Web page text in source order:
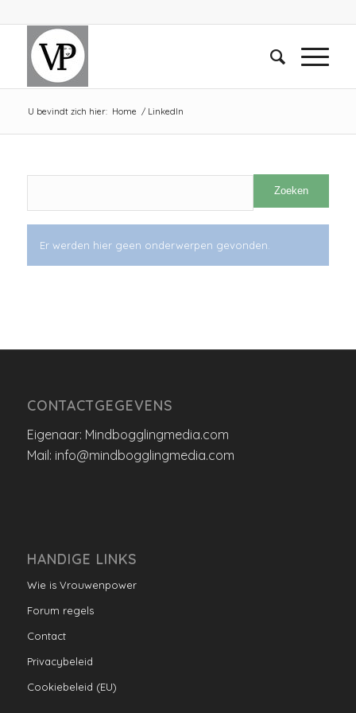
U bevindt zich hier: Home / LinkedIn
Er werden hier geen onderwerpen gevonden.
CONTACTGEGEVENS
Eigenaar: Mindbogglingmedia.com
Mail: info@mindbogglingmedia.com
HANDIGE LINKS
Wie is Vrouwenpower
Forum regels
Contact
Privacybeleid
Cookiebeleid (EU)